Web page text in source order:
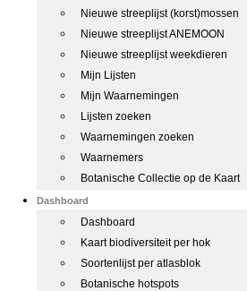
Nieuwe streeplijst (korst)mossen
Nieuwe streeplijst ANEMOON
Nieuwe streeplijst weekdieren
Mijn Lijsten
Mijn Waarnemingen
Lijsten zoeken
Waarnemingen zoeken
Waarnemers
Botanische Collectie op de Kaart
Dashboard
Dashboard
Kaart biodiversiteit per hok
Soortenlijst per atlasblok
Botanische hotspots